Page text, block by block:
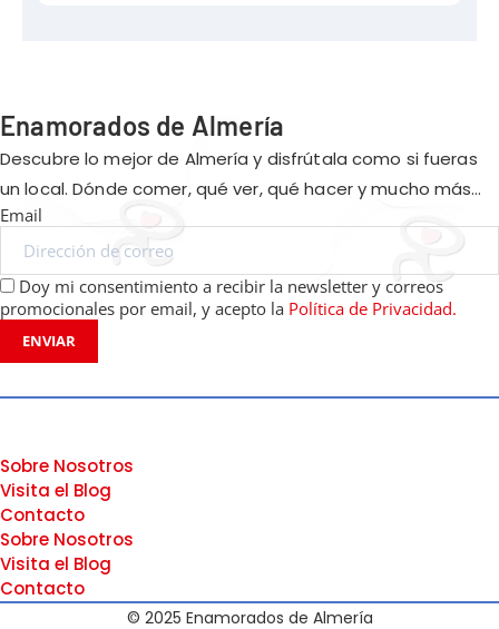
Enamorados de Almería
Descubre lo mejor de Almería y disfrútala como si fueras
un local. Dónde comer, qué ver, qué hacer y mucho más…
Email
Doy mi consentimiento a recibir la newsletter y correos
promocionales por email, y acepto la Política de Privacidad.
ENVIAR
Sobre Nosotros
Visita el Blog
Contacto
Sobre Nosotros
Visita el Blog
Contacto
© 2025 Enamorados de Almería